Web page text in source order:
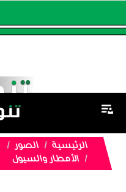
الرئيسية الصور
الأمطار والسيول